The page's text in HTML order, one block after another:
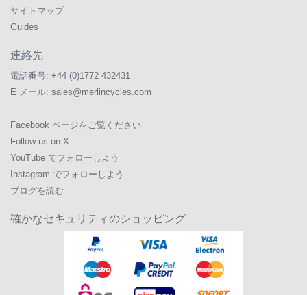
サイトマップ
Guides
連絡先
電話番号: +44 (0)1772 432431
E メール: sales@merlincycles.com
Facebook ページをご覧ください
Follow us on X
YouTube でフォローしよう
Instagram でフォローしよう
ブログを読む
確かなセキュリティのショッピング